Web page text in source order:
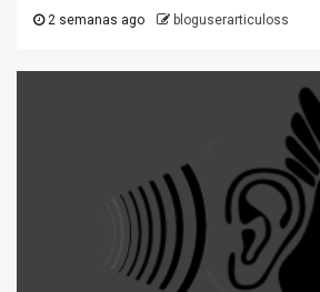
2 semanas ago bloguserarticuloss